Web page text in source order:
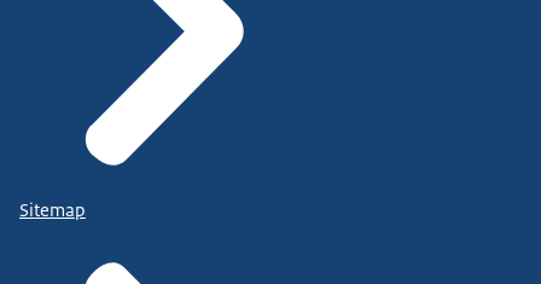
Sitemap